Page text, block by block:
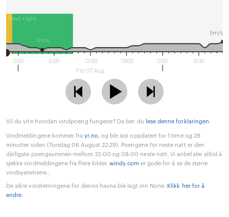
Next night
0:00 6:00
12:00
Fre 07 Aug
18:00 0:00 6:00
5m/s
1m/s
Vil du vite hvordan vindpoeng fungerer? Da bør du lese denne forklaringen.
Vindmeldingene kommer frayr.no, og ble sist oppdatert for 1 time og 29
minutter siden (Torsdag 06 August 22:29). Poengene for neste natt er den
dårligste poengsummen mellom 22:00 og 08:00 neste natt. Vi anbefaler alltid å
sjekke vindmeldingene fra flere kilder.windy.comer gode for å se de større
vindsystemene..
De sikre vindretningene for denne havna ble lagt inn None. Klikk her for å
endre.